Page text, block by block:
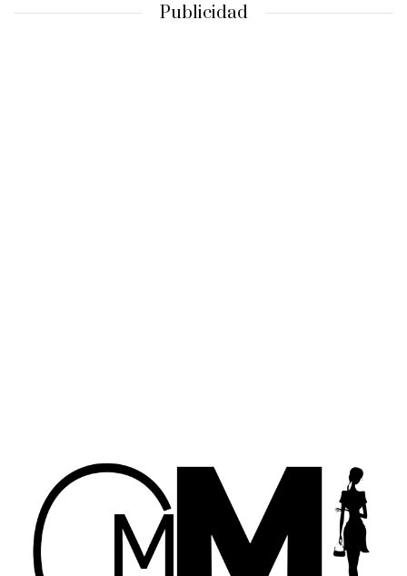
Publicidad